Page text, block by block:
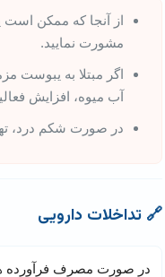
از آنجا که ممکن
مشورت نمایید.
اگر مبتلا به یبوست
آب میوه، افزایش
در صورت شکم درد،
🔗 تداخلات دارویی
در صورت مصرف فرآورده